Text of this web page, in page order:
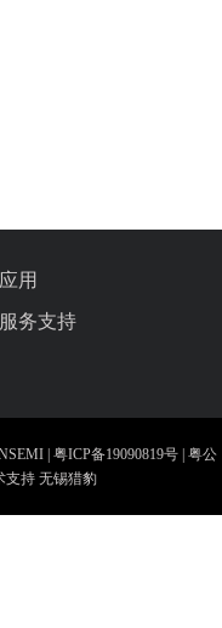
应用
服务支持
| 粤ICP备19090819号| 粤公
支持 无锡猎豹